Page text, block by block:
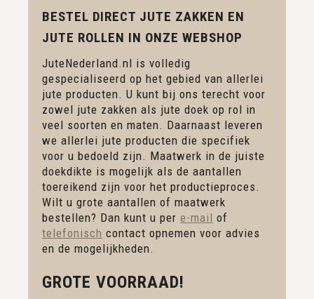
BESTEL DIRECT JUTE ZAKKEN EN
JUTE ROLLEN IN ONZE WEBSHOP
JuteNederland.nl is volledig
gespecialiseerd op het gebied van allerlei
jute producten. U kunt bij ons terecht voor
zowel jute zakken als jute doek op rol in
veel soorten en maten. Daarnaast leveren
we allerlei jute producten die specifiek
voor u bedoeld zijn. Maatwerk in de juiste
doekdikte is mogelijk als de aantallen
toereikend zijn voor het productieproces.
Wilt u grote aantallen of maatwerk
bestellen? Dan kunt u per e-mail of
telefonisch contact opnemen voor advies
en de mogelijkheden.
GROTE VOORRAAD!